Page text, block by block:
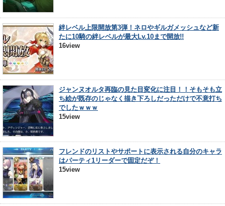
絆レベル上限開放第3弾！ネロやギルガメッシュなど新
たに10騎の絆レベルが最大Lv.10まで開放!!
16view
ジャンヌオルタ再臨の見た目変化に注目！！そもそも立
ち絵が既存のじゃなく描き下ろしだっただけで不意打ち
でしたｗｗｗ
15view
フレンドのリストやサポートに表示される自分のキャラ
はパーティ1リーダーで固定だぞ！
15view